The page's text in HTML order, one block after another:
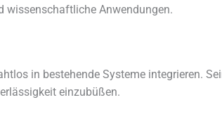
wissenschaftliche Anwendungen.
in bestehende Systeme integrieren.
einzubüßen.